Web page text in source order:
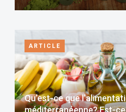
ARTICLE
Qu’est-ce que
méditerranéenne? Est-